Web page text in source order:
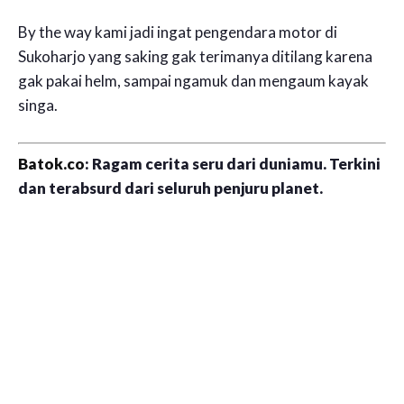
By the way kami jadi ingat pengendara motor di
Sukoharjo yang saking gak terimanya ditilang karena
gak pakai helm, sampai ngamuk dan mengaum kayak
singa.
Batok.co: Ragam cerita seru dari duniamu. Terkini
dan terabsurd dari seluruh penjuru planet.